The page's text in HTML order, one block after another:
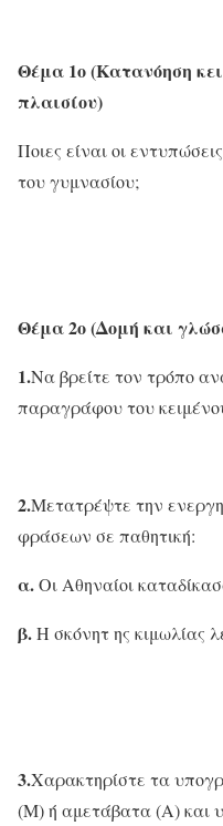
Θέμα 1ο (Κατανόηση
πλαισίου)
Ποιες είναι οι
του γυμνασίου;
Θέμα 2ο (Δομή και
1.Να βρείτε τον τρόπο
παραγράφου του
2.Μετατρέψτε την
φράσεων σε παθητική:
α.Οι Αθηναίοι
β.Η σκόνητ ης κιμωλίας
3.Χαρακτηρίστε τα
(M) ή αμετάβατα (Α) και